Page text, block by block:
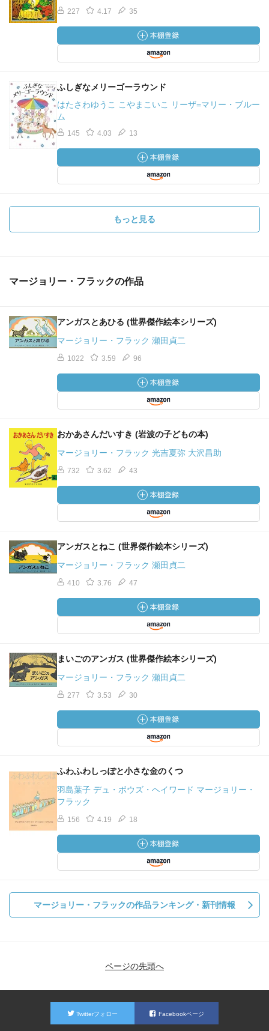
227 4.17 35
ふしぎなメリーゴーラウンド
はたさわゆうこ こやまこいこ リーザ=マリー・ブルー
ム
145 4.03 13
もっと見る
マージョリー・フラックの作品
アンガスとあひる (世界傑作絵本シリーズ)
マージョリー・フラック 瀬田貞二
1022 3.59 96
おかあさんだいすき (岩波の子どもの本)
マージョリー・フラック 光吉夏弥 大沢昌助
732 3.62 43
アンガスとねこ (世界傑作絵本シリーズ)
マージョリー・フラック 瀬田貞二
410 3.76 47
まいごのアンガス (世界傑作絵本シリーズ)
マージョリー・フラック 瀬田貞二
277 3.53 30
ふわふわしっぽと小さな金のくつ
羽島葉子 デュ・ボウズ・ヘイワード マージョリー・
フラック
156 4.19 18
マージョリー・フラックの作品ランキング・新刊情報
ページの先頭へ
Twitterフォロー Facebookページ